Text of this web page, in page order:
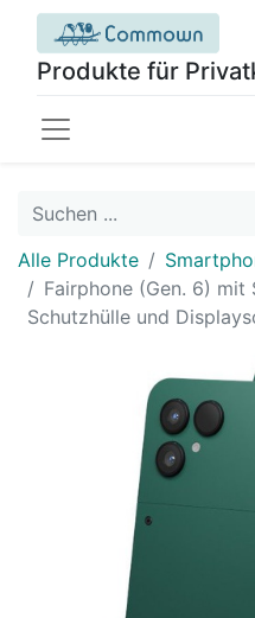
Produkte für
Alle Produkte
Fairphone (Gen. 6) mit
Schutzhülle und